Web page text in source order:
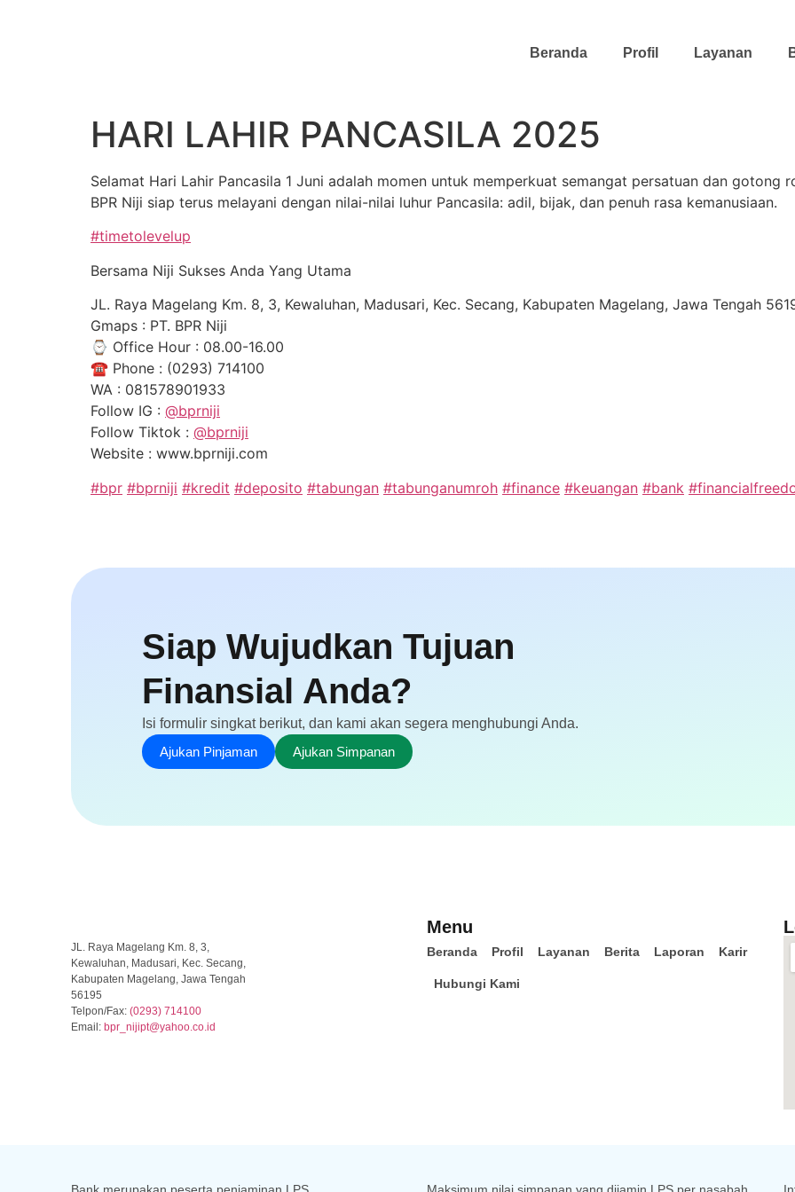
Beranda Profil Layanan
HARI LAHIR PANCASILA 2025
Selamat Hari Lahir Pancasila 1 Juni adalah momen untuk memperkuat semangat persatuan dan gotong
BPR Niji siap terus melayani dengan nilai-nilai luhur Pancasila: adil, bijak, dan penuh rasa kemanusiaan.
#timetolevelup
Bersama Niji Sukses Anda Yang Utama
JL. Raya Magelang Km. 8, 3, Kewaluhan, Madusari, Kec. Secang, Kabupaten Magelang, Jawa Tengah
Gmaps : PT. BPR Niji
⌚ Office Hour : 08.00-16.00
☎ Phone : (0293) 714100
WA : 081578901933
Follow IG : @bprniji
Follow Tiktok : @bprniji
Website : www.bprniji.com
#bpr #bprniji #kredit #deposito #tabungan #tabunganumroh #finance #keuangan #bank
Siap Wujudkan Tujuan
Finansial Anda?
Isi formulir singkat berikut, dan kami akan segera menghubungi Anda.
Ajukan Pinjaman
Ajukan Simpanan
JL. Raya Magelang Km. 8, 3,
Kewaluhan, Madusari, Kec. Secang,
Kabupaten Magelang, Jawa Tengah
56195
Telpon/Fax: (0293) 714100
Email: bpr_nijipt@yahoo.co.id
Menu
Beranda Profil Layanan Berita Laporan Karir
Hubungi Kami